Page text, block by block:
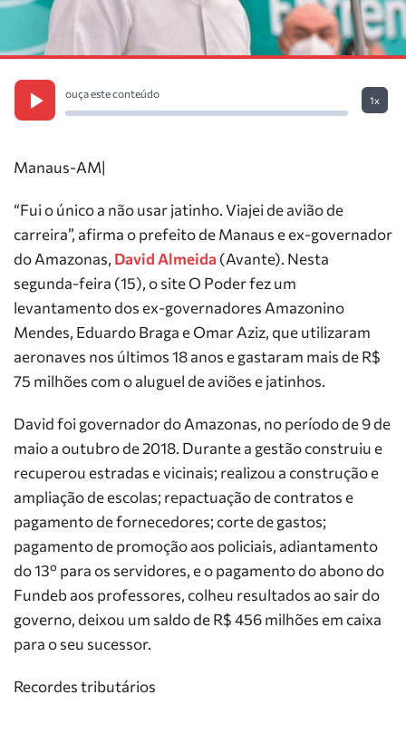
ouça este conteúdo
1x
Manaus-AM|
“Fui o único a não usar jatinho. Viajei de avião de
carreira”, afirma o prefeito de Manaus e ex-governador
do Amazonas, David Almeida (Avante). Nesta
segunda-feira (15), o site O Poder fez um
levantamento dos ex-governadores Amazonino
Mendes, Eduardo Braga e Omar Aziz, que utilizaram
aeronaves nos últimos 18 anos e gastaram mais de R$
75 milhões com o aluguel de aviões e jatinhos.
David foi governador do Amazonas, no período de 9 de
maio a outubro de 2018. Durante a gestão construiu e
recuperou estradas e vicinais; realizou a construção e
ampliação de escolas; repactuação de contratos e
pagamento de fornecedores; corte de gastos;
pagamento de promoção aos policiais, adiantamento
do 13º para os servidores, e o pagamento do abono do
Fundeb aos professores, colheu resultados ao sair do
governo, deixou um saldo de R$ 456 milhões em caixa
para o seu sucessor.
Recordes tributários